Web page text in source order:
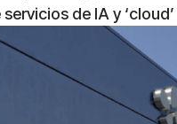
de IA y